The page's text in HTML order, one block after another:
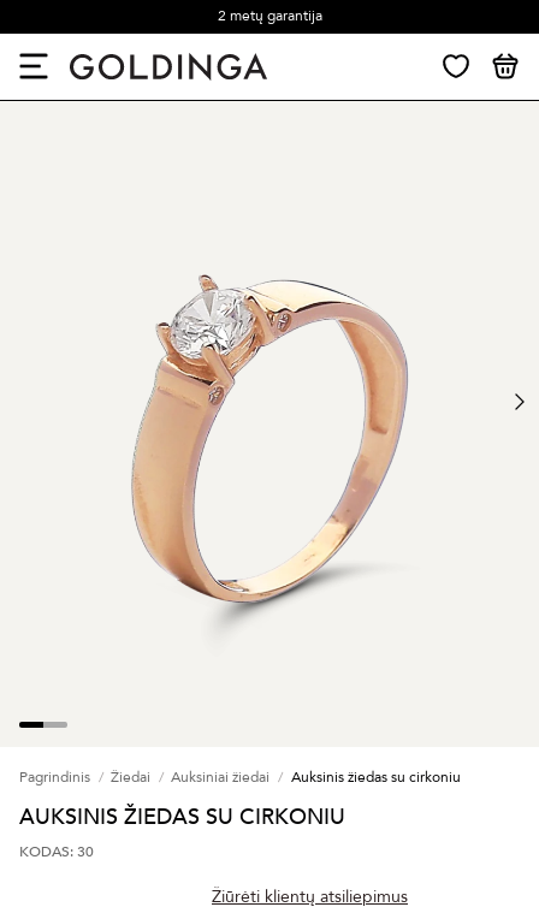
2 metų garantija
Pagrindinis Žiedai Auksiniai žiedai Auksinis žiedas su cirkoniu
AUKSINIS ŽIEDAS SU CIRKONIU
KODAS: 30
Žiūrėti klientų atsiliepimus